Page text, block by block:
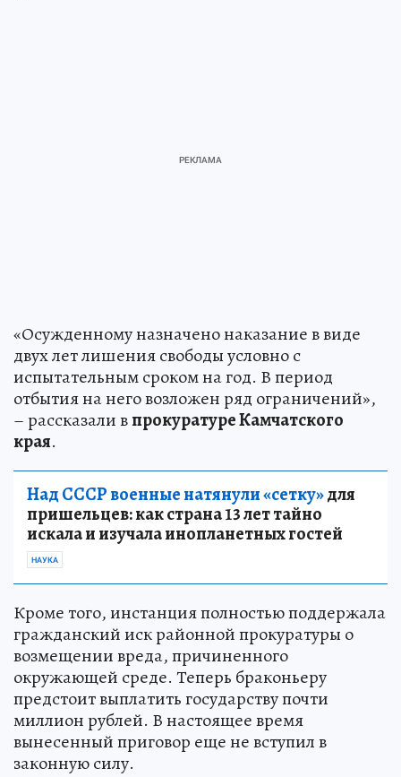
«Осужденному назначено наказание в виде
двух лет лишения свободы условно с
испытательным сроком на год. В период
отбытия на него возложен ряд ограничений»,
– рассказали впрокуратуре Камчатского
края.
Над СССР военные натянули «сетку»для
пришельцев: как страна 13 лет тайно
искала и изучала инопланетных гостей
НАУКА
Кроме того, инстанция полностью поддержала
гражданский иск районной прокуратуры о
возмещении вреда, причиненного
окружающей среде. Теперь браконьеру
предстоит выплатить государству почти
миллион рублей. В настоящее время
вынесенный приговор еще не вступил в
законную силу.